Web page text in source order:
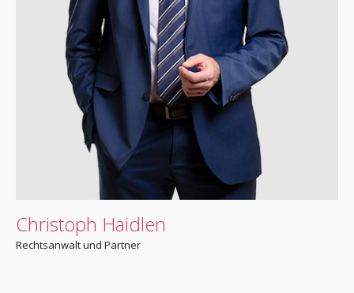
Christoph Haidlen
Rechtsanwalt und Partner